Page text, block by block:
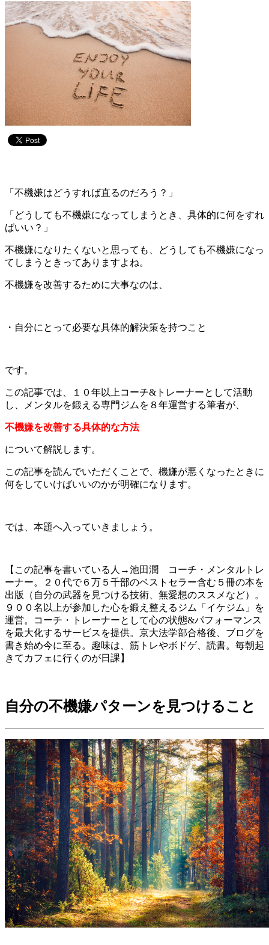
「不機嫌はどうすれば直るのだろう？」
「どうしても不機嫌になってしまうとき、具体的に何をすれ
ばいい？」
不機嫌になりたくないと思っても、どうしても不機嫌になっ
てしまうときってありますよね。
不機嫌を改善するために大事なのは、
・自分にとって必要な具体的解決策を持つこと
です。
この記事では、１０年以上コーチ&トレーナーとして活動
し、メンタルを鍛える専門ジムを８年運営する筆者が、
不機嫌を改善する具体的な方法
について解説します。
この記事を読んでいただくことで、機嫌が悪くなったときに
何をしていけばいいのかが明確になります。
では、本題へ入っていきましょう。
【この記事を書いている人→池田潤 コーチ・メンタルトレ
ーナー。２０代で６万５千部のベストセラー含む５冊の本を
出版（自分の武器を見つける技術、無愛想のススメなど）。
９００名以上が参加した心を鍛え整えるジム「イケジム」を
運営。コーチ・トレーナーとして心の状態&パフォーマンス
を最大化するサービスを提供。京大法学部合格後、ブログを
書き始め今に至る。趣味は、筋トレやボドゲ、読書。毎朝起
きてカフェに行くのが日課】
自分の不機嫌パターンを見つけること